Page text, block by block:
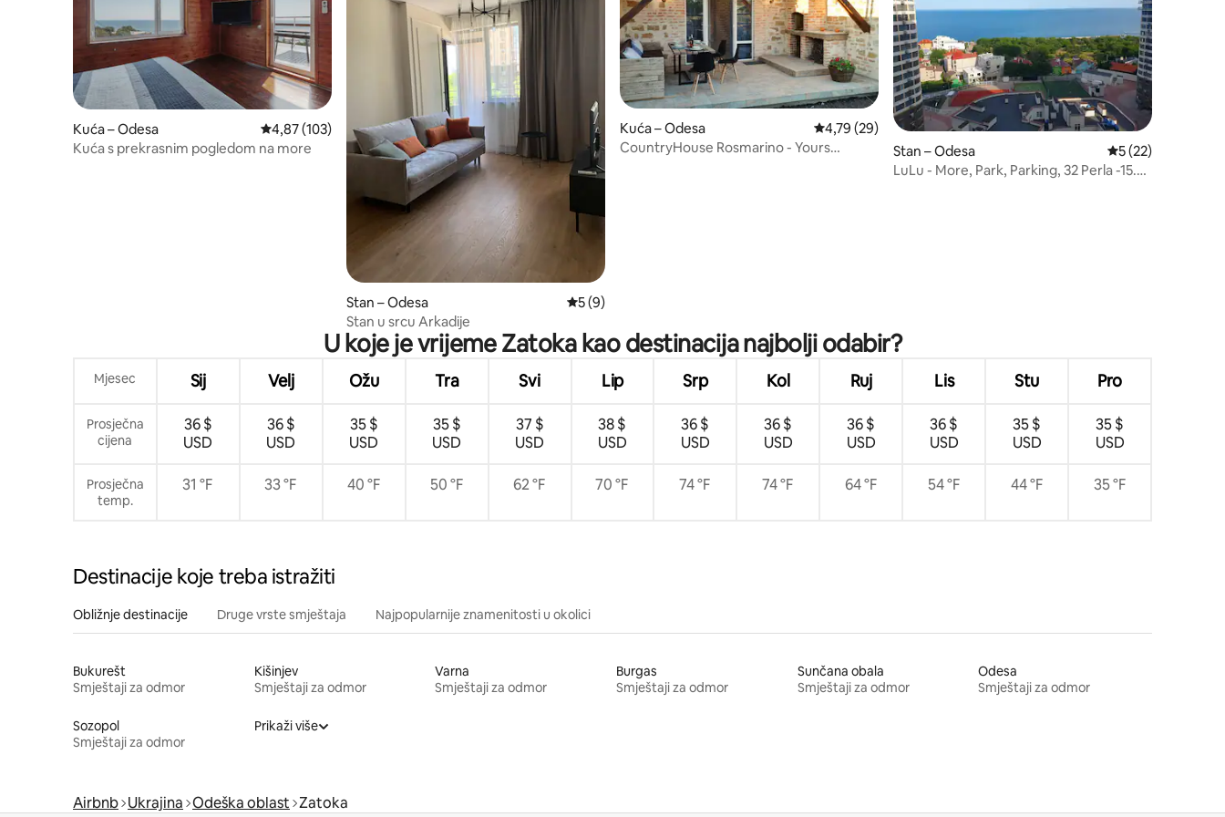
Kuća – Odesa Prosječna ocjena: 4,87/5, recenzija: 103
4,87 (103)
Kuća s prekrasnim pogledom na more
Stan – Odesa Prosječna ocjena: 5/5, recenzija: 9
5 (9)
Stan u srcu Arkadije
Kuća – Odesa Prosječna ocjena: 4,79/5, recenzija: 29
4,79 (29)
CountryHouse Rosmarino - Yours
Stan – Odesa Prosječna ocjena:
5 (22)
LuLu - More, Park, Parking, 32 Perla -15.
U koje je vrijeme Zatoka kao destinacija najbolji odabir?
Mjesec Sij Velj Ožu Tra Svi Lip Srp Kol Ruj Lis Stu Pro
Prosječna
cijena
36 $
USD
36 $
USD
35 $
USD
35 $
USD
37 $
USD
38 $
USD
36 $
USD
36 $
USD
36 $
USD
36 $
USD
35 $
USD
35 $
USD
Prosječna
temp.
31 °F 33 °F 40 °F 50 °F 62 °F 70 °F 74 °F 74 °F 64 °F 54 °F 44 °F 35 °F
Destinacije koje treba istražiti
Obližnje destinacije Druge vrste smještaja Najpopularnije znamenitosti u okolici
Bukurešt
Smještaji za odmor
Kišinjev
Smještaji za odmor
Varna
Smještaji za odmor
Burgas
Smještaji za odmor
Sunčana obala
Smještaji za odmor
Odesa
Smještaji za odmor
Sozopol
Smještaji za odmor
Prikaži više
Airbnb Ukrajina Odeška oblast Zatoka